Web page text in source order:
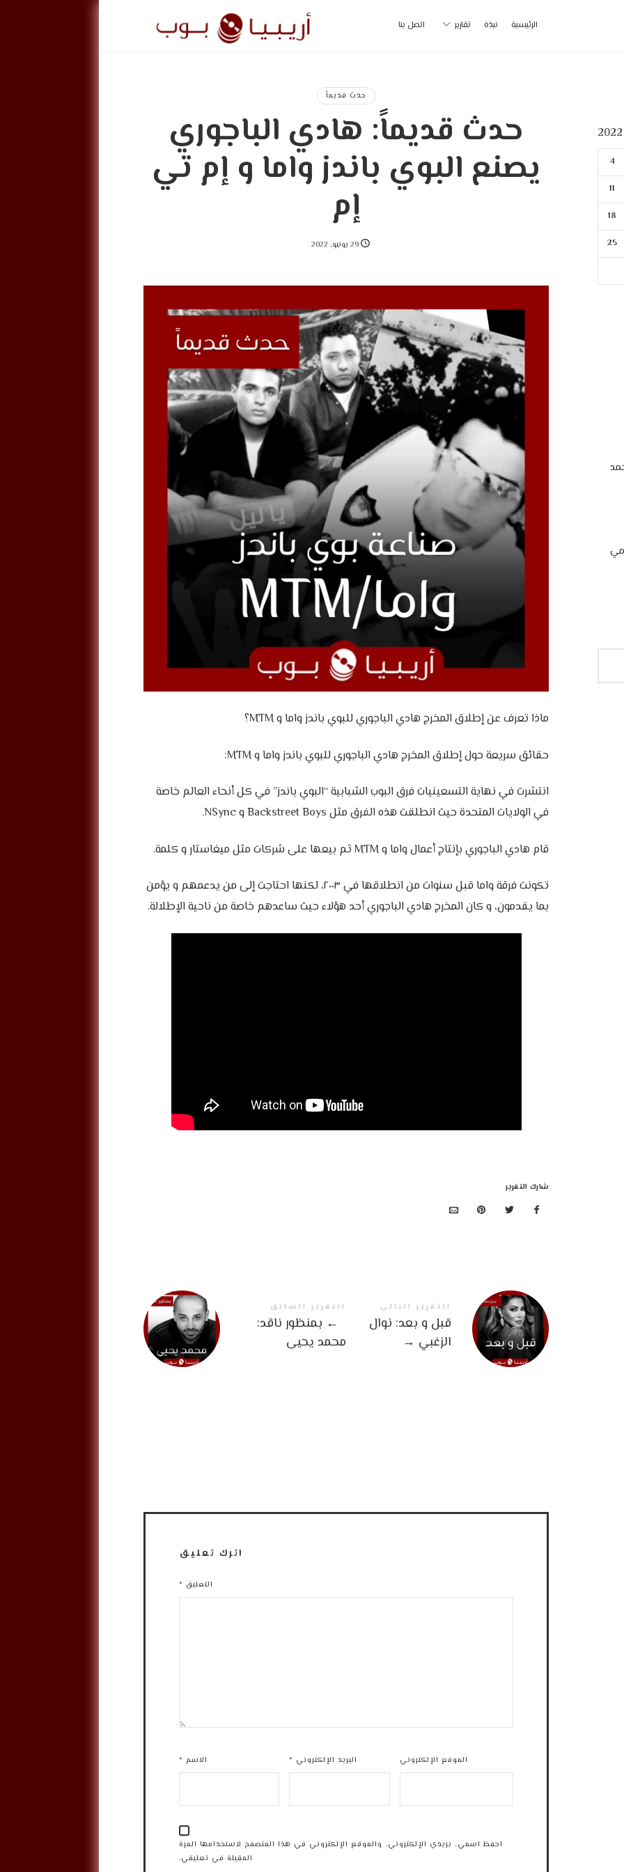
الرئيسية نبذة تقارير اتصل بنا
أريبيا
|
ArabiaPop
حدث قديماً
حدث قديماً: هادي الباجوري
يصنع البوي باندز واما و إم تي
إم
29 يونيو, 2022
‎انتشرت في نهاية التسعينيات فرق البوب الشبابية “البوي باندز” في كل أنحاء العالم خاصة
في الولايات المتحدة حيث انطلقت هذه الفرق مثل Backstreet Boys و NSync.
‎تكونت فرقة واما قبل سنوات من انطلاقها في ٢٠٠٣، لكنها احتاجت إلى من يدعمهم و يؤمن
بما يقدمون، و كان المخرج هادي الباجوري أحد هؤلاء حيث ساعدهم خاصة من ناحية الإطلالة.
شارك التقرير
التقرير السابق
← بمنظور ناقد:
محمد يحيى
التقرير التالي
قبل و بعد: نوال
الزغبي →
اترك تعليق
التعليق *
الاسم * البريد الإلكتروني * الموقع الإلكتروني
احفظ اسمي، بريدي الإلكتروني، والموقع الإلكتروني في هذا المتصفح لاستخدامها المرة
المقبلة في تعليقي.
4
11
18
25